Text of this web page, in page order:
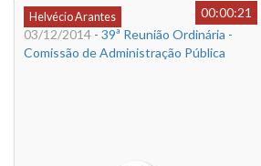
Helvécio Arantes
00:00:21
03/12/2014 - 39ª Reunião Ordinária -
Comissão de Administração Pública